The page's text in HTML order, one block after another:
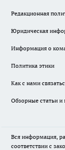
Редакционная
Юридическая
Информация о
Политика этики
Как с нами
Обзорные статьи и
Вся информация,
соответствии с